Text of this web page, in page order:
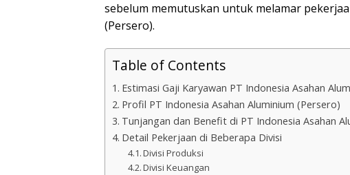
sebelum memutuskan untuk melamar
(Persero).
Table of Contents
Estimasi Gaji Karyawan PT Indonesia Asahan
Profil PT Indonesia Asahan Aluminium (Persero)
Tunjangan dan Benefit di PT Indonesia Asahan
Detail Pekerjaan di Beberapa Divisi
Divisi Produksi
Divisi Keuangan